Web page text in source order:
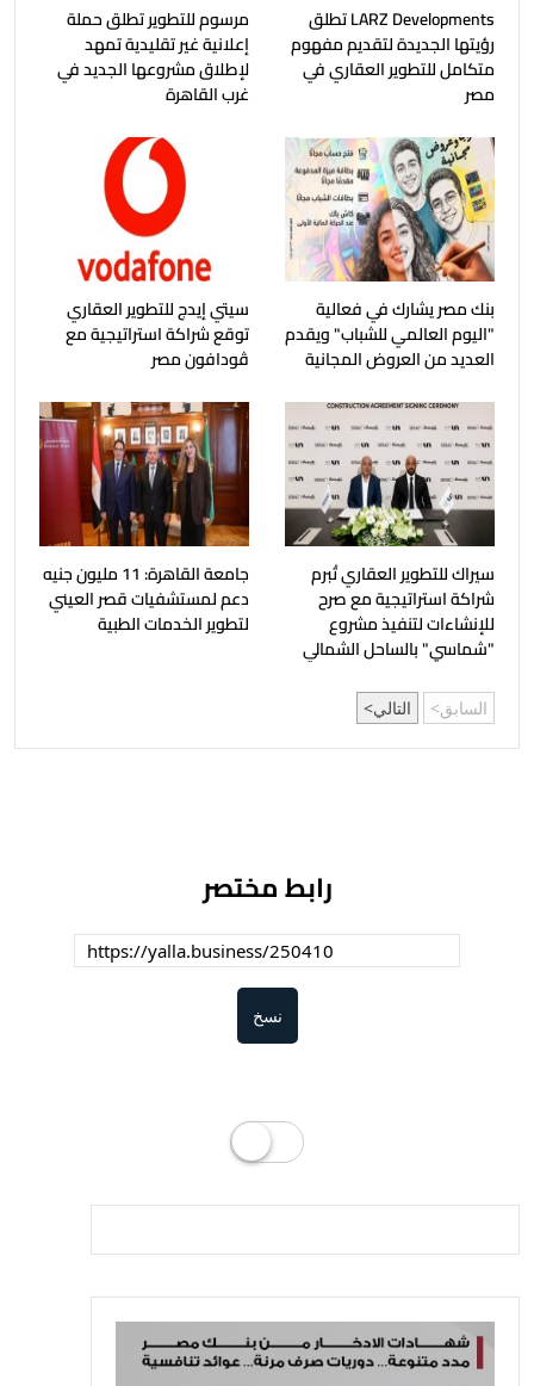
LARZ Developments تطلق
رؤيتها الجديدة لتقديم مفهوم
متكامل للتطوير العقاري في
مصر
مرسوم للتطوير تطلق حملة
إعلانية غير تقليدية تمهد
لإطلاق مشروعها الجديد في
غرب القاهرة
بنك مصر يشارك في فعالية
"اليوم العالمي للشباب" ويقدم
العديد من العروض المجانية
سيتي إيدج للتطوير العقاري
توقع شراكة استراتيجية مع
ڤودافون مصر
سيراك للتطوير العقاري تُبرم
شراكة استراتيجية مع صرح
للإنشاءات لتنفيذ مشروع
"شماسي" بالساحل الشمالي
جامعة القاهرة: 11 مليون جنيه
دعم لمستشفيات قصر العيني
لتطوير الخدمات الطبية
السابق التالي
رابط مختصر
نسخ